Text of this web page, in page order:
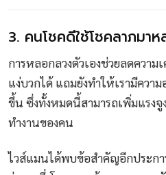
3. คนโชคดีใช้โชคลาภมา
การหลอกลวงตัวเองช่วยลดความ
แง่บวกได้ แถมยังทำให้เรามีคว
ขึ้น ซึ่งทั้งหมดนี้สามารถเพิ่มแรง
ทำงานของคน
ไวส์แมนได้พบข้อสำคัญอีกประก